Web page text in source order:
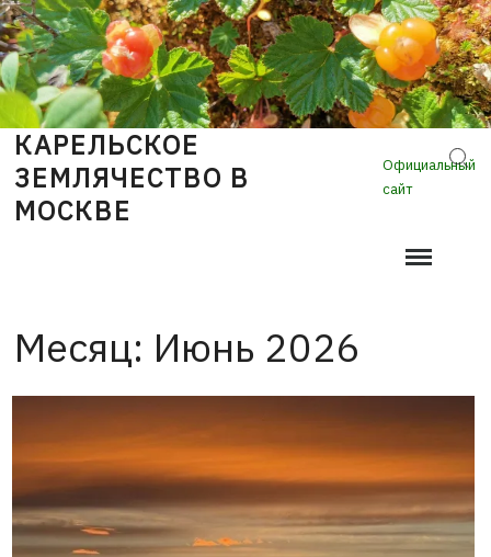
Skip
to
content
КАРЕЛЬСКОЕ
ЗЕМЛЯЧЕСТВО В
МОСКВЕ
Официальный
сайт
Месяц: Июнь 2026